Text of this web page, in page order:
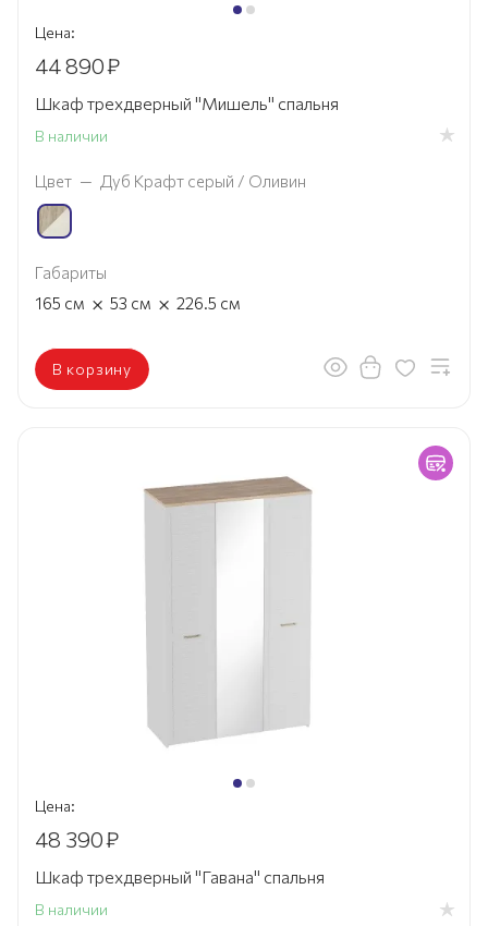
Цена:
44 890₽
Шкаф трехдверный "Мишель" спальня
В наличии
Цвет — Дуб Крафт серый / Оливин
Габариты
165 см × 53 см × 226.5 см
В корзину
Цена:
48 390₽
Шкаф трехдверный "Гавана" спальня
В наличии